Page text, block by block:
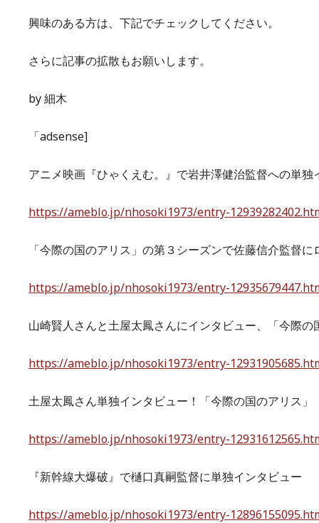
興味のある方は、下記でチェックしてください。
さらに記事の拡散もお願いします。
by 細木
「adsense]
アニメ映画『ひゃくえむ。』で岩井澤健治監督への単独
https://ameblo.jp/nhosoki1973/entry-
「今際の国のアリス」の第３シーズンで佐藤信介監督に
https://ameblo.jp/nhosoki1973/entry-
山崎賢人さんと土屋太鳳さんにインタビュー、「今際の
https://ameblo.jp/nhosoki1973/entry-
土屋太鳳さん単独インタビュー！「今際の国のアリス」
https://ameblo.jp/nhosoki1973/entry-
『新幹線大爆破』で樋口真嗣監督に単独インタビュー
https://ameblo.jp/nhosoki1973/entry-